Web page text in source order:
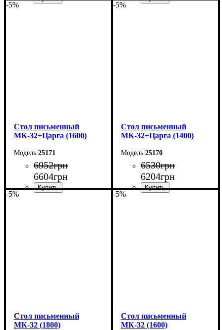
-5%
Cтол письменный
МК-32+Царга (1600)
25171
6952грн
6604грн
-5%
Cтол письменный
МК-32+Царга (1400)
25170
6530грн
6204грн
-5%
Cтол письменный
МК-32 (1800)
-5%
Cтол письменный
МК-32 (1600)